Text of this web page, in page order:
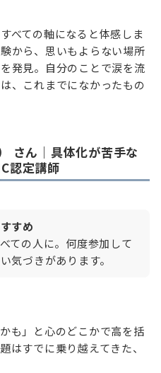
べての軸になると体感しま
から、思いもよらない場所
発見。自分のことで涙を流
、これまでになかったもの
さん｜具体化が苦手な
認定講師
すめ
ての人に。何度参加して
気づきがあります。
も」と心のどこかで高を括
はすでに乗り越えてきた、